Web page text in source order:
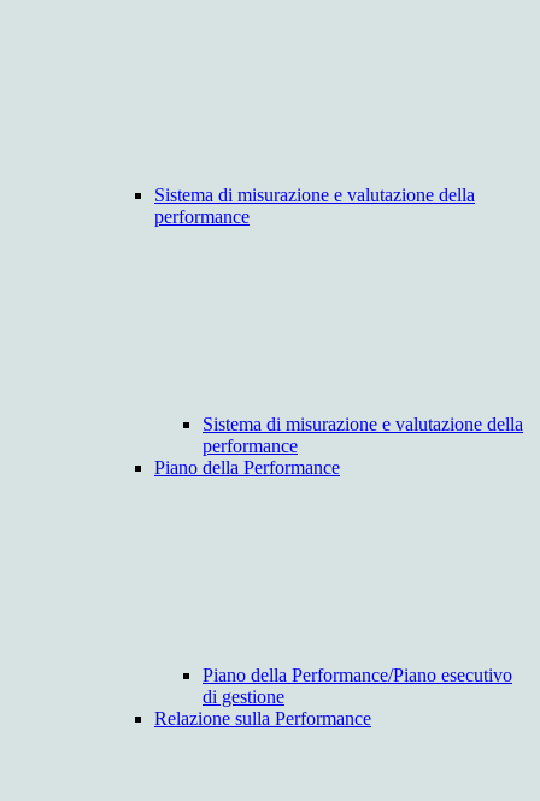
Sistema di misurazione e valutazione della
performance
Sistema di misurazione e valutazione della
performance
Piano della Performance
Piano della Performance/Piano esecutivo
di gestione
Relazione sulla Performance